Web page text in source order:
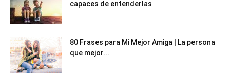
capaces de entenderlas
80 Frases para Mi Mejor Amiga | La persona
que mejor...